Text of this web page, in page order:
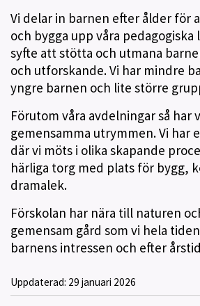
Vi delar in barnen efter ålder för
och bygga upp våra
syfte att stötta och utmana
och utforskande. Vi har mindre
yngre barnen och lite större
Förutom våra avdelningar så har
gemensamma utrymmen. Vi har
där vi möts i olika skapande
härliga torg med plats för bygg,
dramalek.
Förskolan har nära till naturen
gemensam gård som vi hela
barnens intressen och efter
Uppdaterad: 29 januari 2026